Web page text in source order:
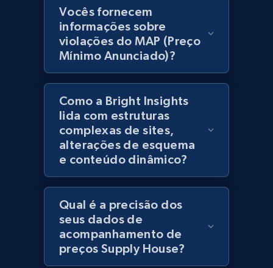
1.1K+ 149+
Lazada - Products
URL, Title, Rating, Reviews, Initial price, Final
price, Currency, Stock, and more.
992+ 165+ Comece agora
Lazada - Products - Discover products by
keyword
URL, Title, Rating, Reviews, Initial price, Final
price, Currency, Stock, and more.
Vocês fornecem
informações sobre
violações do MAP (Preço
Mínimo Anunciado)?
Como a Bright Insights
lida com estruturas
complexas de sites,
alterações de esquema
e conteúdo dinâmico?
Qual é a precisão dos
seus dados de
acompanhamento de
preços Supply House?